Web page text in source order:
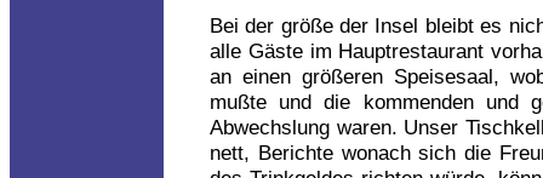
Bei der größe der Insel bleibt es
alle Gäste im Hauptrestaurant
an einen größeren Speisesaal,
mußte und die kommenden und
Abwechslung waren. Unser
nett, Berichte wonach sich die